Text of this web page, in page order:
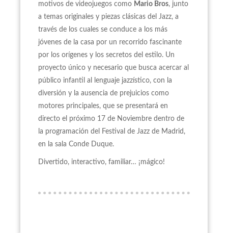
motivos de videojuegos como Mario Bros, junto
a temas originales y piezas clásicas del Jazz, a
través de los cuales se conduce a los más
jóvenes de la casa por un recorrido fascinante
por los orígenes y los secretos del estilo. Un
proyecto único y necesario que busca acercar al
público infantil al lenguaje jazzístico, con la
diversión y la ausencia de prejuicios como
motores principales, que se presentará en
directo el próximo 17 de Noviembre dentro de
la programación del Festival de Jazz de Madrid,
en la sala Conde Duque.
Divertido, interactivo, familiar… ¡mágico!